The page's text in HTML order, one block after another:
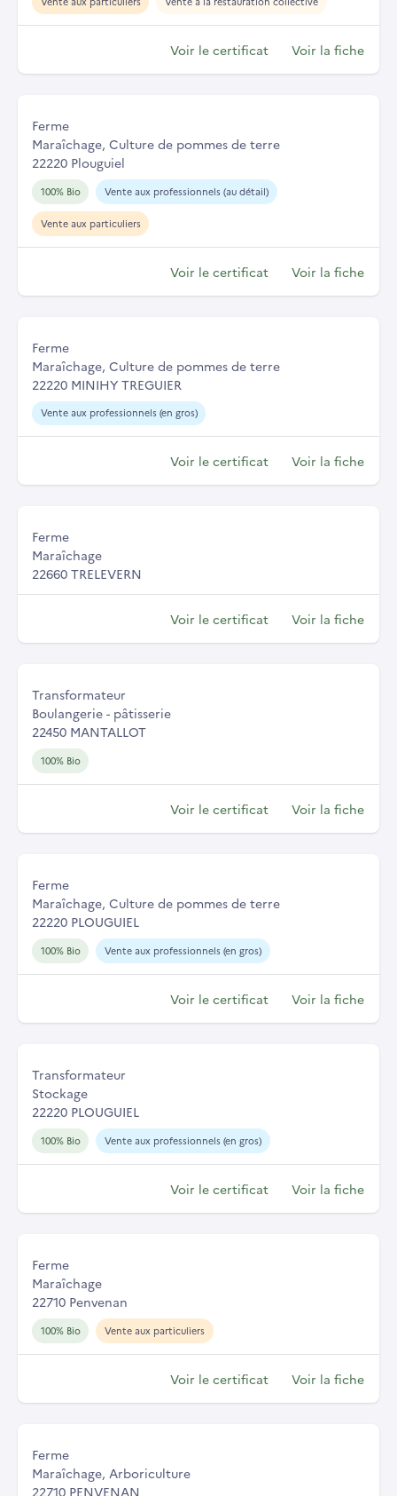
Voir le certificat Voir la fiche
Ferme
Maraîchage, Culture de pommes de terre
22220 Plouguiel
100% Bio Vente aux professionnels (au détail)
Vente aux particuliers
Voir le certificat Voir la fiche
Ferme
Maraîchage, Culture de pommes de terre
22220 MINIHY TREGUIER
Vente aux professionnels (en gros)
Voir le certificat Voir la fiche
Ferme
Maraîchage
22660 TRELEVERN
Voir le certificat Voir la fiche
Transformateur
Boulangerie - pâtisserie
22450 MANTALLOT
100% Bio
Voir le certificat Voir la fiche
Ferme
Maraîchage, Culture de pommes de terre
22220 PLOUGUIEL
100% Bio Vente aux professionnels (en gros)
Voir le certificat Voir la fiche
Transformateur
Stockage
22220 PLOUGUIEL
100% Bio Vente aux professionnels (en gros)
Voir le certificat Voir la fiche
Ferme
Maraîchage
22710 Penvenan
100% Bio Vente aux particuliers
Voir le certificat Voir la fiche
Ferme
Maraîchage, Arboriculture
22710 PENVENAN